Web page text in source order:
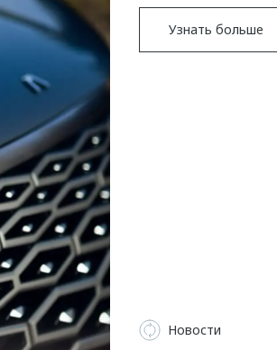
Узнать больше
Новости